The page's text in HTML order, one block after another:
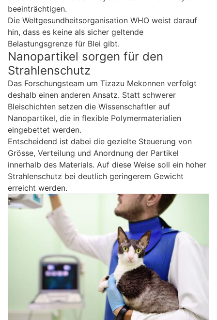
beeinträchtigen.
Die Weltgesundheitsorganisation WHO weist darauf
hin, dass es keine als sicher geltende
Belastungsgrenze für Blei gibt.
Nanopartikel sorgen für den
Strahlenschutz
Das Forschungsteam um Tizazu Mekonnen verfolgt
deshalb einen anderen Ansatz. Statt schwerer
Bleischichten setzen die Wissenschaftler auf
Nanopartikel, die in flexible Polymermaterialien
eingebettet werden.
Entscheidend ist dabei die gezielte Steuerung von
Grösse, Verteilung und Anordnung der Partikel
innerhalb des Materials. Auf diese Weise soll ein hoher
Strahlenschutz bei deutlich geringerem Gewicht
erreicht werden.